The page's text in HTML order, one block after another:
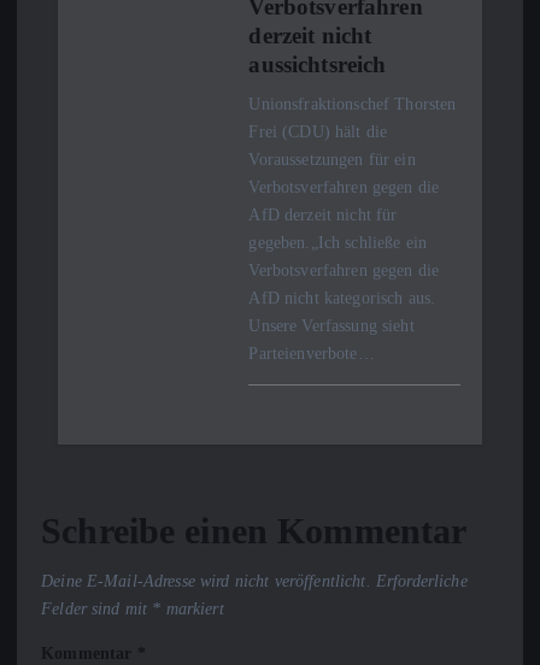
Verbotsverfahren
derzeit nicht
aussichtsreich
Unionsfraktionschef Thorsten
Frei (CDU) hält die
Voraussetzungen für ein
Verbotsverfahren gegen die
AfD derzeit nicht für
gegeben.„Ich schließe ein
Verbotsverfahren gegen die
AfD nicht kategorisch aus.
Unsere Verfassung sieht
Parteienverbote…
Schreibe einen Kommentar
Deine E-Mail-Adresse wird nicht veröffentlicht.
Erforderliche
Felder sind mit * markiert
Kommentar *